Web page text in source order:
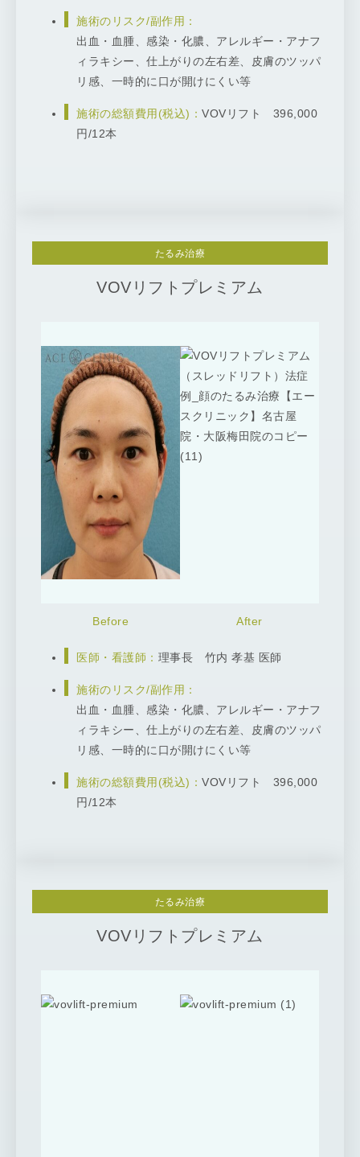
施術のリスク/副作用：
出血・血腫、感染・化膿、アレルギー・アナフ
ィラキシー、仕上がりの左右差、皮膚のツッパ
リ感、一時的に口が開けにくい等
施術の総額費用(税込)： VOVリフト 396,000
円/12本
たるみ治療
VOVリフトプレミアム
医師・看護師： 理事長 竹内 孝基 医師
施術のリスク/副作用：
出血・血腫、感染・化膿、アレルギー・アナフ
ィラキシー、仕上がりの左右差、皮膚のツッパ
リ感、一時的に口が開けにくい等
施術の総額費用(税込)： VOVリフト 396,000
円/12本
たるみ治療
VOVリフトプレミアム